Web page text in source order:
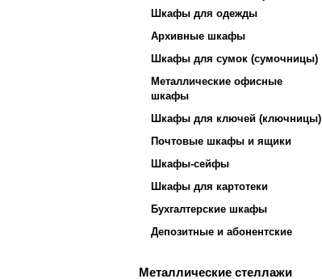
Шкафы для одежды
Архивные шкафы
Шкафы для сумок (сумочницы)
Металлические офисные
шкафы
Шкафы для ключей (ключницы)
Почтовые шкафы и ящики
Шкафы-сейфы
Шкафы для картотеки
Бухгалтерские шкафы
Депозитные и абонентские
Металлические стеллажи